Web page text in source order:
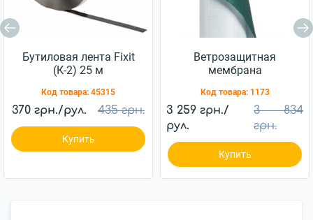
Бутиловая лента Fixit
(К-2) 25 м
Код товара: 45315
370 грн./рул. 435 грн.
Купить
Ветрозащитная
мембрана
85г/м2 (75м2)
Код товара: 1173
3 259 грн./
рул.
3 834
грн.
Купить